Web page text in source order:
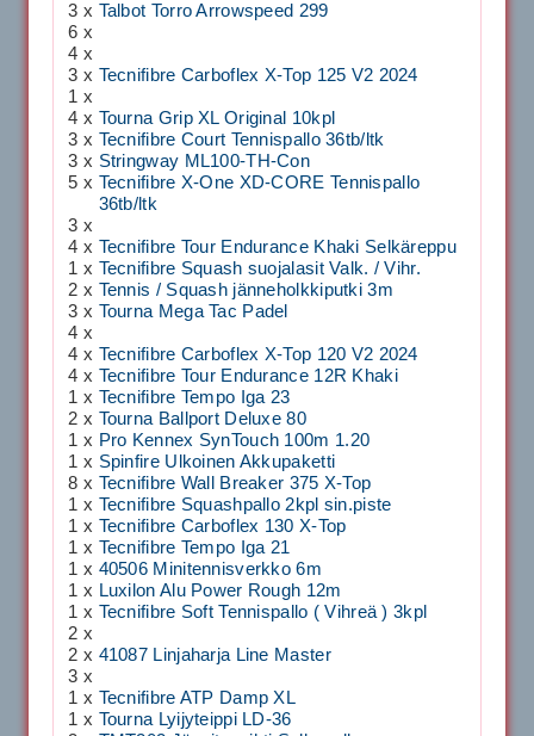
3 x Talbot Torro Arrowspeed 299
6 x
4 x
3 x Tecnifibre Carboflex X-Top 125 V2 2024
1 x
4 x Tourna Grip XL Original 10kpl
3 x Tecnifibre Court Tennispallo 36tb/ltk
3 x Stringway ML100-TH-Con
5 x Tecnifibre X-One XD-CORE Tennispallo
36tb/ltk
3 x
4 x Tecnifibre Tour Endurance Khaki Selkäreppu
1 x Tecnifibre Squash suojalasit Valk. / Vihr.
2 x Tennis / Squash jänneholkkiputki 3m
3 x Tourna Mega Tac Padel
4 x
4 x Tecnifibre Carboflex X-Top 120 V2 2024
4 x Tecnifibre Tour Endurance 12R Khaki
1 x Tecnifibre Tempo Iga 23
2 x Tourna Ballport Deluxe 80
1 x Pro Kennex SynTouch 100m 1.20
1 x Spinfire Ulkoinen Akkupaketti
8 x Tecnifibre Wall Breaker 375 X-Top
1 x Tecnifibre Squashpallo 2kpl sin.piste
1 x Tecnifibre Carboflex 130 X-Top
1 x Tecnifibre Tempo Iga 21
1 x 40506 Minitennisverkko 6m
1 x Luxilon Alu Power Rough 12m
1 x Tecnifibre Soft Tennispallo ( Vihreä ) 3kpl
2 x
2 x 41087 Linjaharja Line Master
3 x
1 x Tecnifibre ATP Damp XL
1 x Tourna Lyijyteippi LD-36